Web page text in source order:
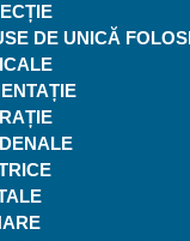
DE UNICĂ